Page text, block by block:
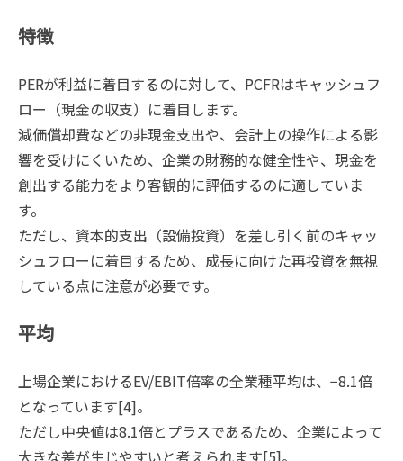
特徴
PERが利益に着目するのに対して、PCFRはキャッシュフ
ロー（現金の収支）に着目します。
減価償却費などの非現金支出や、会計上の操作による影
響を受けにくいため、企業の財務的な健全性や、現金を
創出する能力をより客観的に評価するのに適していま
す。
ただし、資本的支出（設備投資）を差し引く前のキャッ
シュフローに着目するため、成長に向けた再投資を無視
している点に注意が必要です。
平均
上場企業におけるEV/EBIT倍率の全業種平均は、−8.1倍
となっています[4]。
ただし中央値は8.1倍とプラスであるため、企業によって
大きな差が生じやすいと考えられます[5]。